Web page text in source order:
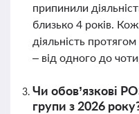
припинили
близько 4 років.
діяльність
– від одного до
Чи обов’язкові
групи з 2026